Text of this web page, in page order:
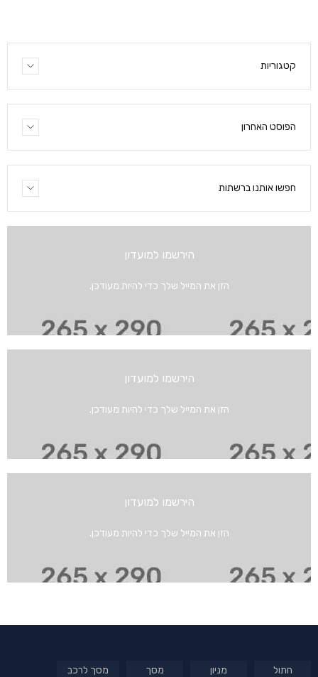
קטגוריות
הפוסט האחרון
חפשו אותנו ברשתות
הירשמו למועדון
הזן את המייל שלך כדי להיות מעודכן.
הירשמו למועדון
הזן את המייל שלך כדי להיות מעודכן.
הירשמו למועדון
הזן את המייל שלך כדי להיות מעודכן.
חתול מניון מסך מסך לרכב